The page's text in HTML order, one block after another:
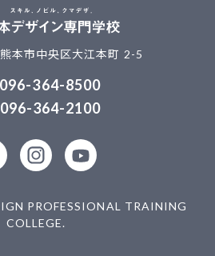
本市中央区大江本町 2-5
096-364-8500
096-364-2100
公式facebookページ
公式Instagramアカウント
PROFESSIONAL TRAINING
COLLEGE.